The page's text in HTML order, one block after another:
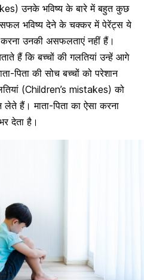
उनके भविष्य के बारे में बहुत कुछ
भविष्य देने के चक्कर मेंपेरेंट्स ये
करना उनकी असफलताएं नहीं हैं।
हैं किबच्चों की गलतियां उन्हें आगे
पिता की सोचबच्चों को परेशान
(Children’s mistakes) को
लेते हैं।माता-पिता का ऐसा करना
देता है।